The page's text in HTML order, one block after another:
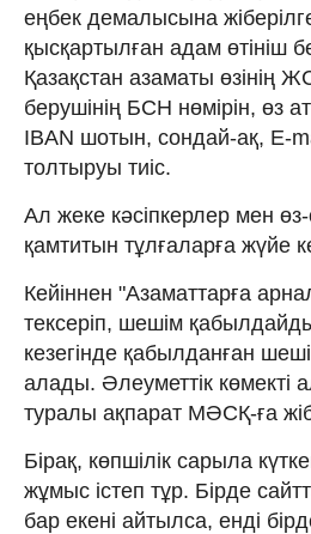
еңбек демалысына
қысқартылған адам өтініш
Қазақстан азаматы өзінің
берушінің БСН нөмірін, өз
IBAN шотын, сондай-ақ, E-
толтыруы тиіс.
Ал жеке кәсіпкерлер мен
қамтитын тұлғаларға жүйе
Кейіннен "Азаматтарға
тексеріп, шешім
кезегінде қабылданған
алады. Әлеуметтік көмекті
туралы ақпарат МӘСҚ-ға
Бірақ, көпшілік сарыла
жұмыс істеп тұр. Бірде
бар екені айтылса, енді